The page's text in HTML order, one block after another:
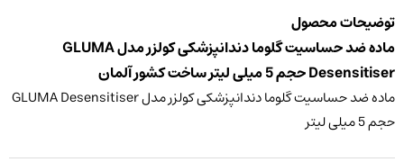
توضیحات محصول
ماده ضد حساسیت گلوما دندانپزشکی کولزر مدل GLUMA
Desensitiser حجم 5 میلی لیتر ساخت کشور آلمان
ماده ضد حساسیت گلوما دندانپزشکی کولزر مدل GLUMA Desensitiser
حجم 5 میلی لیتر